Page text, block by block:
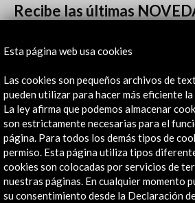
Recibe las últimas
Suscríbete a nuestro boletín digital
ALERTAS
AC/E
Esta página web usa cookies
Las cookies son pequeños archivos de
pueden utilizar para hacer más eficiente
La ley afirma que podemos almacenar
son estrictamente necesarias para el
página. Para todos los demás tipos de
permiso. Esta página utiliza tipos
cookies son colocadas por servicios de
nuestras páginas. En cualquier momento
su consentimiento desde la Declaración